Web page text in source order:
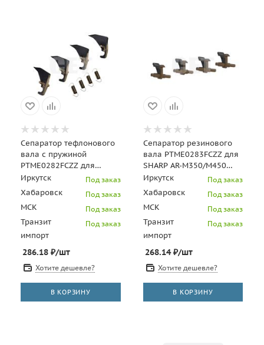
Сепаратор тефлонового
вала с пружиной
PTME0282FCZZ для
SHARP AR-235 (CET),
CET7670
Иркутск Под заказ
Хабаровск Под заказ
МСК Под заказ
Транзит
импорт
Под заказ
286.18 ₽/шт
Хотите дешевле?
В КОРЗИНУ
Сепаратор резинового
вала PTME0283FCZZ для
SHARP AR-M350/M450
(CET), CET8360
Иркутск Под заказ
Хабаровск Под заказ
МСК Под заказ
Транзит
импорт
Под заказ
268.14₽/шт
Хотите дешевле?
В КОРЗИНУ